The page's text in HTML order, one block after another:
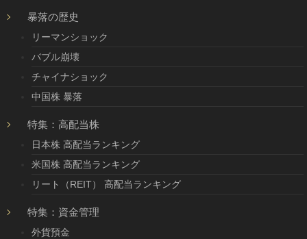
暴落の歴史
リーマンショック
バブル崩壊
チャイナショック
中国株 暴落
特集：高配当株
日本株 高配当ランキング
米国株 高配当ランキング
リート（REIT） 高配当ランキング
特集：資金管理
外貨預金